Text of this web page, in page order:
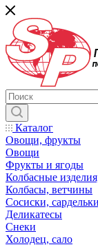
Каталог
Овощи, фрукты
Овощи
Фрукты и ягоды
Колбасные
Колбасы, ветчины
Сосиски, сардельки
Деликатесы
Снеки
Холодец, сало